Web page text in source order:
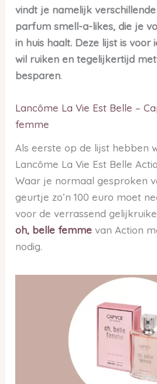
vindt je namelijk
parfum smell-a-likes, die je
in huis haalt. Deze lijst is voor
wil ruiken en tegelijkertijd
besparen.
Lancôme La Vie Est Belle –
femme
Als eerste op de lijst hebben
Lancôme La Vie Est Belle
Waar je normaal gesproken
geurtje zo’n 100 euro moet
voor de verrassend
oh, belle femme van Action
nodig.